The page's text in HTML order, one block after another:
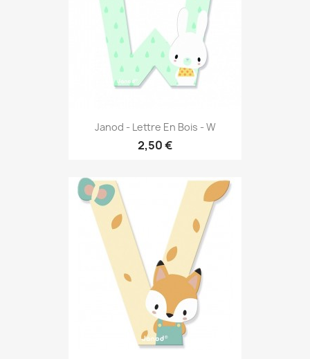
Janod - Lettre En Bois - W
2,50 €